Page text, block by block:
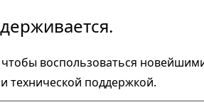
воспользоваться
технической поддержкой.